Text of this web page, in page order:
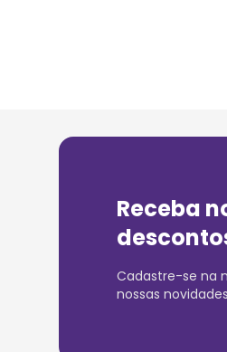
Receba
Cadastre-se na
nossas